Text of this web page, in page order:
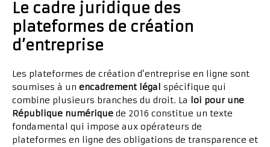
Le cadre juridique des
plateformes de création
d’entreprise
Les plateformes de création d’entreprise en ligne sont
soumises à un encadrement légal spécifique qui
combine plusieurs branches du droit. La
loi pour une
République numérique de 2016 constitue un texte
fondamental qui impose aux opérateurs de
plateformes en ligne des obligations de transparence et